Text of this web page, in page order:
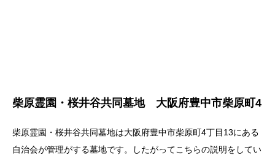
柴原霊園・桜井谷共同墓地 大阪府豊中市柴原町4
柴原霊園・桜井谷共同墓地は大阪府豊中市柴原町4丁目13にある
自治会が管理がする墓地です。したがってこちらの説明をしてい